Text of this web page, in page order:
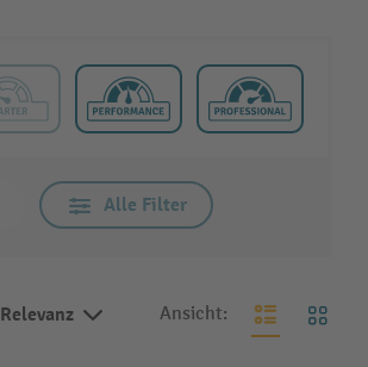
Alle Filter
Relevanz Ansicht: